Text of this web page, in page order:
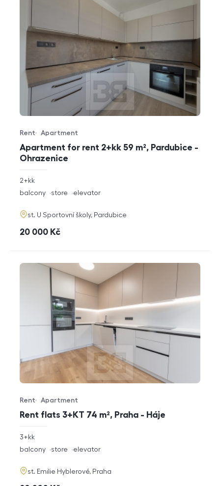
Apartment for rent 2+kk 59 m², Pardubice -
Ohrazenice
Offer type
Rent
Property type
Apartment
rozměry
disposition
2+kk
funkce
balcony store elevator
adresa
st. U Sportovní školy, Pardubice
cena
20 000 Kč
Rent flats 3+KT 74 m², Praha - Háje
Offer type
Rent
Property type
Apartment
rozměry
3+kk
funkce
balcony store elevator
adresa
st. Emilie Hyblerové, Praha